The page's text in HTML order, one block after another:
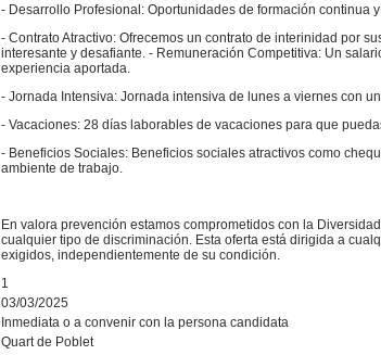
- Desarrollo Profesional: Oportunidades de formación continua
- Contrato Atractivo: Ofrecemos un contrato de interinidad por
interesante y desafiante. - Remuneración Competitiva: Un
experiencia aportada.
- Jornada Intensiva: Jornada intensiva de lunes a viernes con
- Vacaciones: 28 días laborables de vacaciones para que
- Beneficios Sociales: Beneficios sociales atractivos como
ambiente de trabajo.
En valora prevención estamos comprometidos con la
cualquier tipo de discriminación. Esta oferta está dirigida a
exigidos, independientemente de su condición.
1
03/03/2025
Inmediata o a convenir con la persona candidata
Quart de Poblet